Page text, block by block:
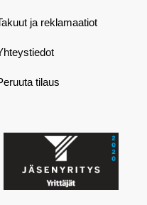
ja reklamaatiot
tilaus